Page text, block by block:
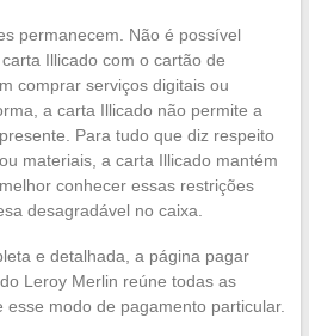
permanecem. Não é possível
Illicado com o cartão de
comprar serviços digitais ou
a carta Illicado não permite a
Para tudo que diz respeito
materiais, a carta Illicado mantém
conhecer essas restrições
desagradável no caixa.
e detalhada, a página pagar
Leroy Merlin reúne todas as
modo de pagamento particular.